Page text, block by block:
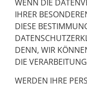
WENN DIE
IHRER
DIESE
DENN, WIR
DIE
WERDEN IHRE